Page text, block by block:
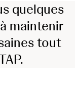
quelques
maintenir
tout